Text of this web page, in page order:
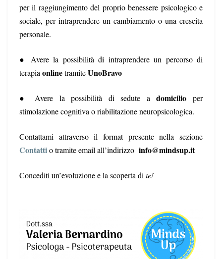
per il raggiungimento del proprio benessere psicologico e
sociale, per intraprendere un cambiamento o una crescita
personale.
● Avere la possibilità di intraprendere un percorso di
terapia onlinetramiteUnoBravo
● Avere la possibilità di sedute adomicilio per
stimolazione cognitiva o riabilitazione neuropsicologica.
Contattami attraverso il format presente nella sezione
Contattio tramite email all’indirizzo info@mindsup.it
Concediti un’evoluzione e la scoperta di te!